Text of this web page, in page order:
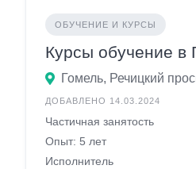
ОБУЧЕНИЕ И КУРСЫ
Курсы обучение в
ДОБАВЛЕНО 14.03.2024
Частичная занятость
Опыт: 5 лет
Исполнитель